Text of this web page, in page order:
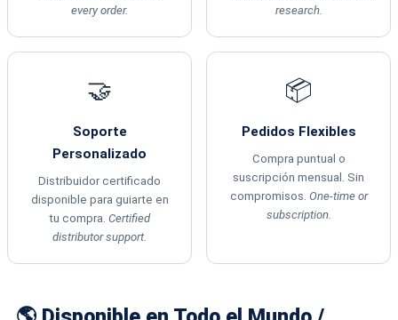
every order.
research.
🤝
Soporte
Personalizado
Distribuidor certificado
disponible para guiarte en
tu compra. Certified
distributor support.
📦
Pedidos Flexibles
Compra puntual o
suscripción mensual. Sin
compromisos. One-time or
subscription.